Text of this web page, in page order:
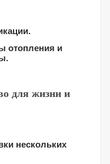
отопления и
для жизни и
нескольких